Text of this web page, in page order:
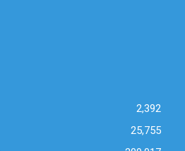
2,392
25,755